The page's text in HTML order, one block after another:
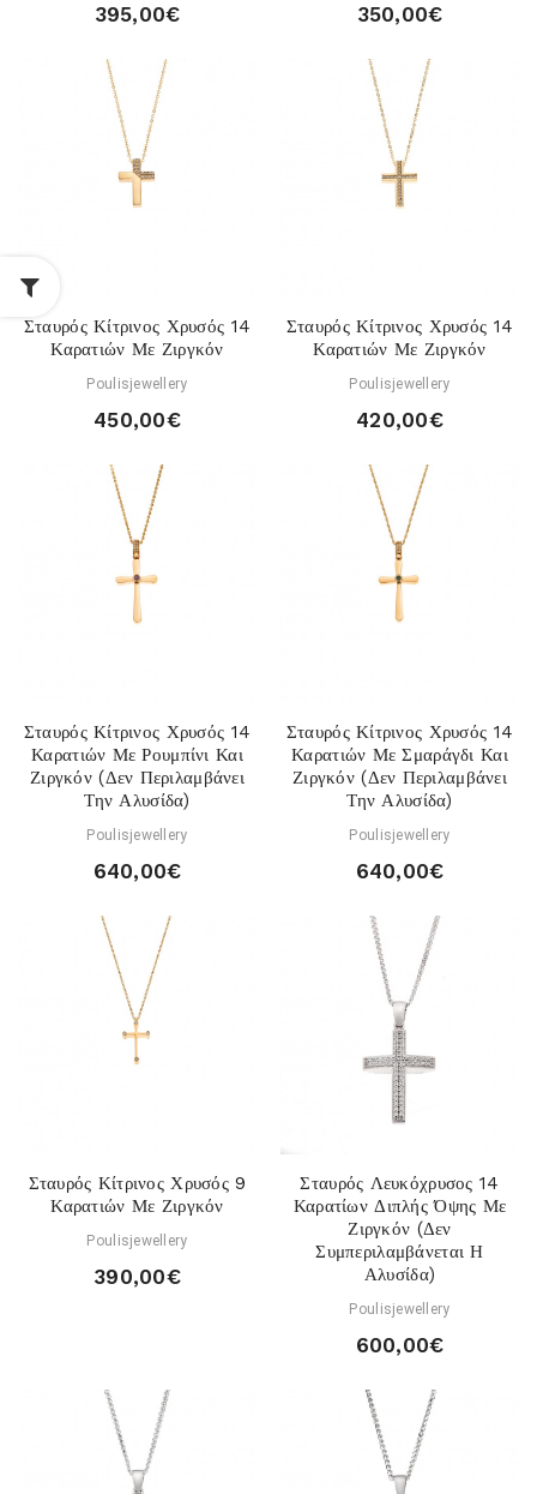
395,00€ 350,00€
Σταυρός Κίτρινος Χρυσός 14
Καρατιών Με Ζιργκόν
Poulisjewellery
450,00€
Σταυρός Κίτρινος Χρυσός 14
Καρατιών Με Ζιργκόν
Poulisjewellery
420,00€
Σταυρός Κίτρινος Χρυσός 14
Καρατιών Με Ρουμπίνι Και
Ζιργκόν (Δεν Περιλαμβάνει
Την Αλυσίδα)
Poulisjewellery
640,00€
Σταυρός Κίτρινος Χρυσός 14
Καρατιών Με Σμαράγδι Και
Ζιργκόν (Δεν Περιλαμβάνει
Την Αλυσίδα)
Poulisjewellery
640,00€
Σταυρός Κίτρινος Χρυσός 9
Καρατιών Με Ζιργκόν
Poulisjewellery
390,00€
Σταυρός Λευκόχρυσος 14
Καρατίων Διπλής Όψης Με
Ζιργκόν (Δεν
Συμπεριλαμβάνεται Η
Αλυσίδα)
Poulisjewellery
600,00€